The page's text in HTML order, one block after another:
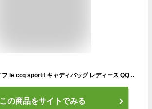
ルコックスポルティフ le coq sportif キャディバッグ レディース QQCTJJ01
この商品をサイトでみる